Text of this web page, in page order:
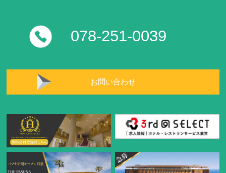
078-251-0039
お問い合わせ